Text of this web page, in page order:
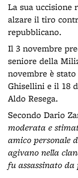
La sua uccisione
alzare il tiro
repubblicano.
Il 3 novembre
seniore della
novembre è
Ghisellini e il 18
Aldo Resega.
Secondo Dario
moderata e
amico personale
agivano nella
fu assassinato